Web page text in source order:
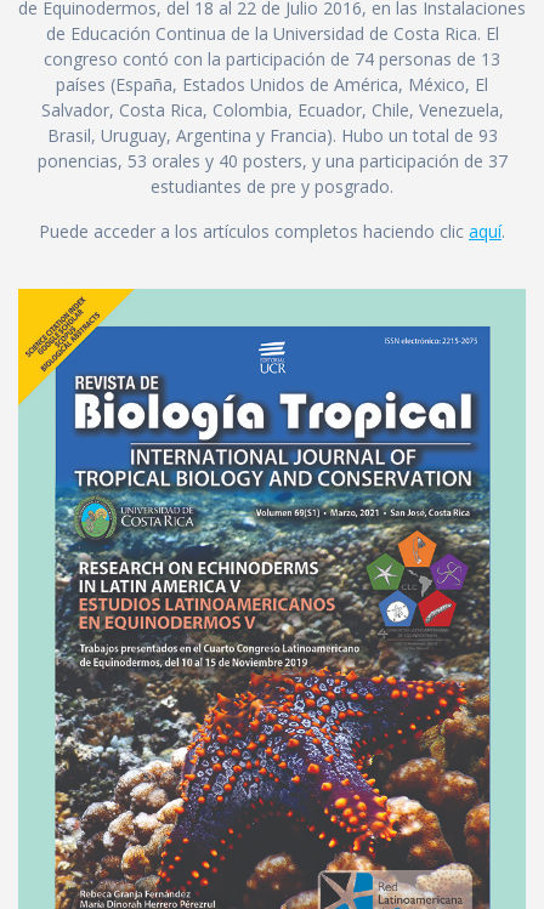
de Equinodermos, del 18 al 22 de Julio 2016, en las Instalaciones
de Educación Continua de la Universidad de Costa Rica. El
congreso contó con la participación de 74 personas de 13
países (España, Estados Unidos de América, México, El
Salvador, Costa Rica, Colombia, Ecuador, Chile, Venezuela,
Brasil, Uruguay, Argentina y Francia). Hubo un total de 93
ponencias, 53 orales y 40 posters, y una participación de 37
estudiantes de pre y posgrado.
Puede acceder a los artículos completos haciendo clic aquí.